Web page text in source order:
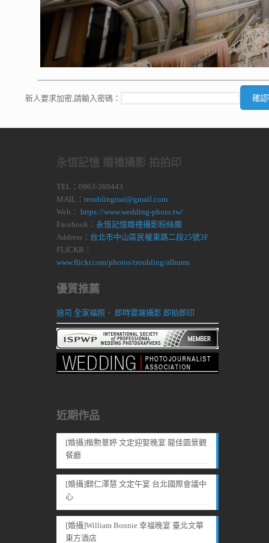
新人要求加密,請輸入密碼：
永恆記憶 婚禮攝影 拍拍印
TEL：0963-360443
MAIL： troublingtsai@gmail.com
Web： https://www.wedding-photo.tw/
Facebook： 永恆記憶婚禮攝影粉絲團
Address： 台北市中山區民權東路二段25號3F
FLICKR：
www.flickr.com/photos/troubling/albums
優質推薦
迪司 全家福照 、 即時雲端攝影 即拍即印
近期作品
[婚攝]楷勲薏婷 文定迎娶晚宴 龍佳園景觀
餐廳
[婚攝]麒仁澤慧 文定午宴 台北國際會議中
心
[婚攝]William Bonnie 幸福晚宴 臺北文華
東方酒店